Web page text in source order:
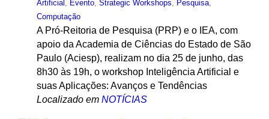
Artificial
Evento, Strategic Workshops Pesquisa,
Computação
A Pró-Reitoria de Pesquisa (PRP) e o IEA, com
apoio da Academia de Ciências do Estado de São
Paulo (Aciesp), realizam no dia 25 de junho, das
8h30 às 19h, o workshop Inteligência Artificial e
suas Aplicações: Avanços e Tendências
Localizado em NOTÍCIAS